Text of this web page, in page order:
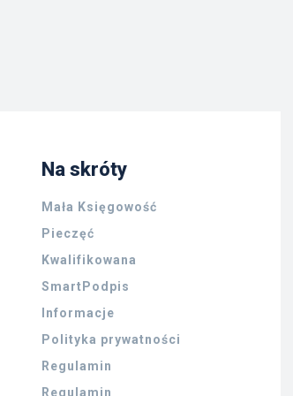
Na skróty
Mała Księgowość
Pieczęć
Kwalifikowana
SmartPodpis
Informacje
Polityka prywatności
Regulamin
Regulamin